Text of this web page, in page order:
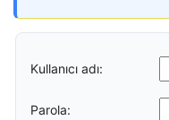
Kullanıcı adı:
Parola: